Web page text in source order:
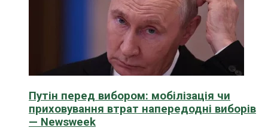
Путін перед вибором: мобілізація чи
приховування втрат напередодні виборів
— Newsweek